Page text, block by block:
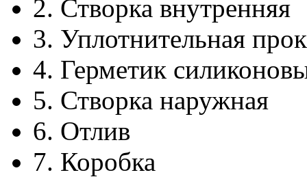
2. Створка внутренняя
3. Уплотнительная
4. Герметик
5. Створка наружная
6. Отлив
7. Коробка